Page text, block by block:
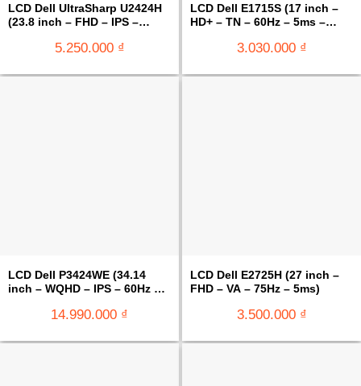
LCD Dell UltraSharp U2424H
(23.8 inch – FHD – IPS –
USB Type C)5.250.000 ₫
LCD Dell E1715S (17 inch –
HD+ – TN – 60Hz – 5ms –
3.030.000 ₫
LCD Dell P3424WE (34.14
inch – WQHD – IPS – 60Hz –
14.990.000 ₫
LCD Dell E2725H (27 inch –
FHD – VA – 75Hz – 5ms)
3.500.000 ₫